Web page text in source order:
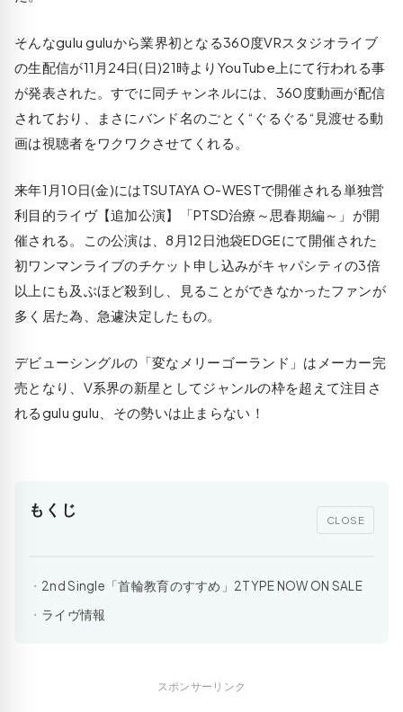
そんなgulu guluから業界初となる360度VRスタジオライブ
の生配信が11月24日(日)21時よりYouTube上にて行われる事
が発表された。すでに同チャンネルには、360度動画が配信
されており、まさにバンド名のごとく“ぐるぐる“見渡せる動
画は視聴者をワクワクさせてくれる。
来年1月10日(金)にはTSUTAYA O-WESTで開催される単独営
利目的ライヴ【追加公演】「PTSD治療～思春期編～」が開
催される。この公演は、8月12日池袋EDGEにて開催された
初ワンマンライブのチケット申し込みがキャパシティの3倍
以上にも及ぶほど殺到し、見ることができなかったファンが
多く居た為、急遽決定したもの。
デビューシングルの「変なメリーゴーランド」はメーカー完
売となり、V系界の新星としてジャンルの枠を超えて注目さ
れるgulu gulu、その勢いは止まらない！
もくじ
CLOSE
2nd Single「首輪教育のすすめ」2TYPE NOW ON SALE
ライヴ情報
スポンサーリンク